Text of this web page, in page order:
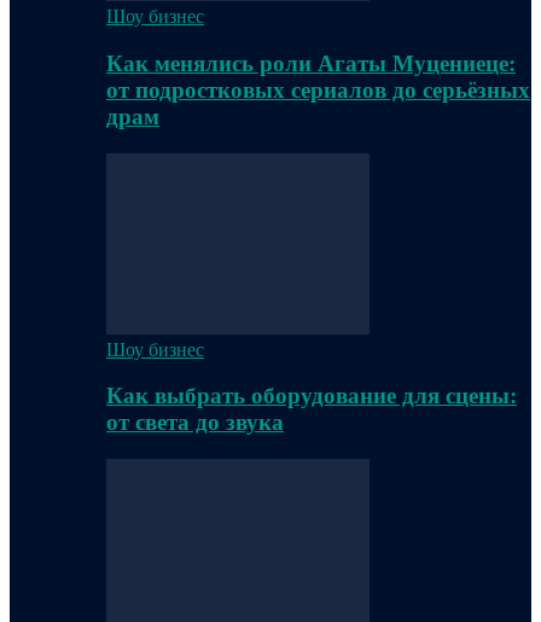
Шоу бизнес
Как менялись роли Агаты Муцениеце:
от подростковых сериалов до серьёзных
драм
Шоу бизнес
Как выбрать оборудование для сцены:
от света до звука